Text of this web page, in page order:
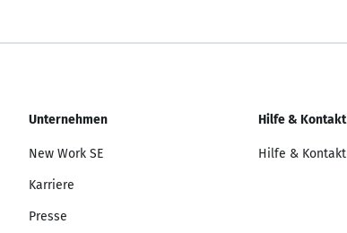
Unternehmen
New Work SE
Karriere
Presse
Hilfe & Kontakt
Hilfe & Kontakt